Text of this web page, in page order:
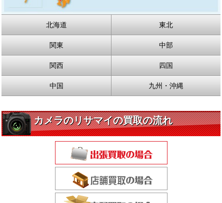
北海道 東北
関東 中部
関西 四国
中国 九州・沖縄